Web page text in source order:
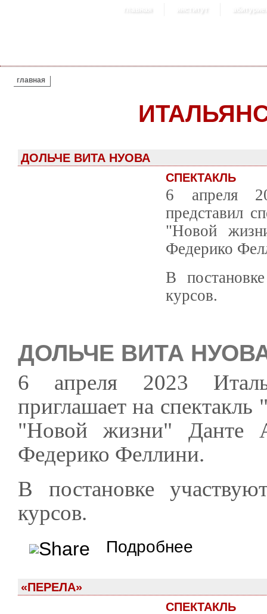
главная институт
ВЫ ЗДЕСЬ
главная
ДОЛЬЧЕ ВИТА НУОВА
СПЕКТАКЛЬ
6 апреля
представил
"Новой
Федерико
В
курсов.
ДОЛЬЧЕ ВИТА
6 апреля 2023
приглашает на
"Новой жизни" Данте
Федерико Феллини.
В постановке
курсов.
Подробнее
«ПЕРЕЛА»
СПЕКТАКЛЬ